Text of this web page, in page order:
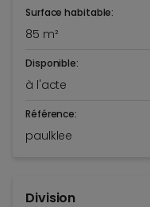
Surface habitable:
85 m²
Disponible:
à l'acte
Référence:
paulklee
Division